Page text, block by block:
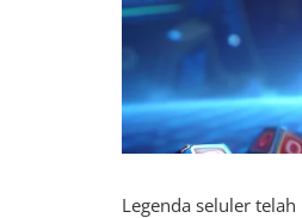
Legenda seluler